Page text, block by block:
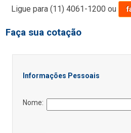
Ligue para(11) 4061-1200 ou
Faça sua cotação
Informações Pessoais
Nome: